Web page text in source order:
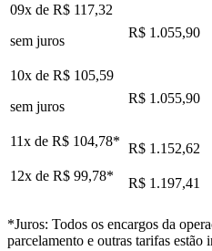
09x de R$ 117,32
sem juros
R$ 1.055,90
10x de R$ 105,59
sem juros
R$ 1.055,90
11x de R$ 104,78* R$ 1.152,62
12x de R$ 99,78* R$ 1.197,41
*Juros: Todos os encargos da
parcelamento e outras tarifas estão